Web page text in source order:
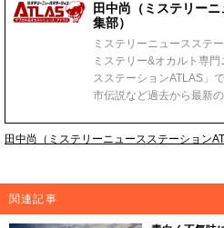
田中尚（ミステリー
集部）
ミステリーニュースステ
ミステリー&オカルト専
スステーションATLAS」
市伝説など過去から最新の
田中尚（ミステリーニュースステーション
関連記事